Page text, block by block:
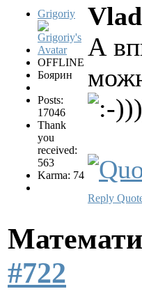
Grigoriy
OFFLINE
Боярин
Posts:
17046
Thank
you
received:
563
Karma: 74
А
Reply
#722